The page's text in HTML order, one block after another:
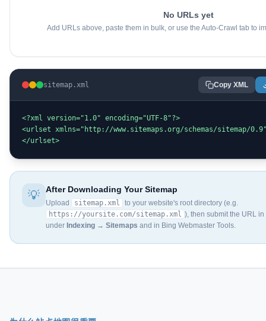
No URLs yet
Add URLs above, paste them in bulk, or use the Auto-Crawl tab to
sitemap.xml Copy XML
<?xml version="1.0" encoding="UTF-8"?>
<urlset xmlns="http://www.sitemaps.org/schemas/sitemap/
</urlset>
💡 After Downloading Your Sitemap
Upload sitemap.xml
to your website's root directory (e.g.
https://yoursite.com/sitemap.xml ), then submit the URL
under Indexing → Sitemaps and in Bing Webmaster Tools.